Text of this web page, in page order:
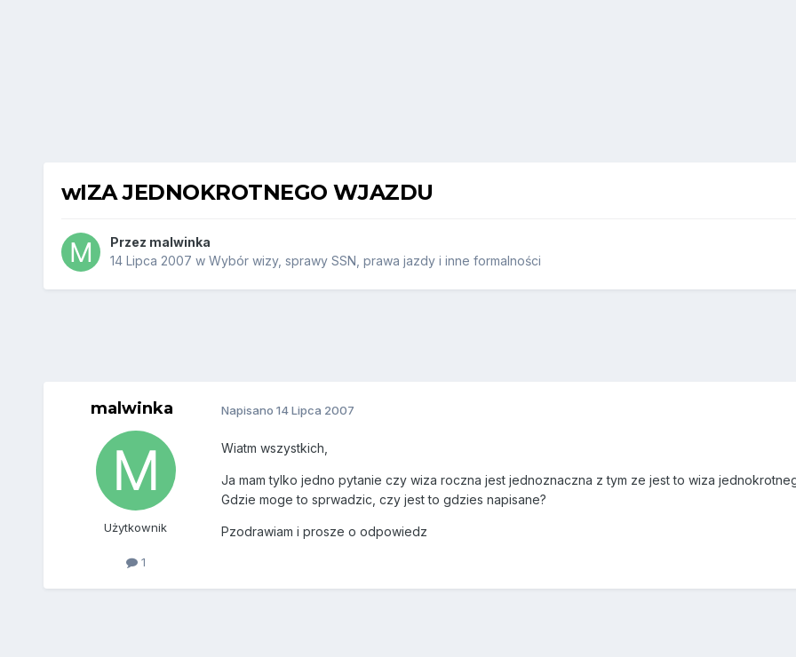
wIZA JEDNOKROTNEGO WJAZDU
Przez malwinka
14 Lipca 2007 w Wybór wizy, sprawy SSN, prawa jazdy i inne formalności
malwinka
Użytkownik
1
Napisano 14 Lipca 2007
Wiatm wszystkich,
Ja mam tylko jedno pytanie czy wiza roczna jest jednoznaczna z tym ze jest to wiza
Gdzie moge to sprwadzic, czy jest to gdzies napisane?
Pzodrawiam i prosze o odpowiedz